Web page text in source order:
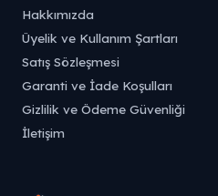
Hakkımızda
Üyelik ve Kullanım Şartları
Satış Sözleşmesi
Garanti ve İade Koşulları
Gizlilik ve Ödeme Güvenliği
İletişim